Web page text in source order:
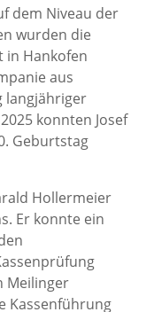
dem Niveau der
wurden die
in Hankofen
aus
langjähriger
konnten Josef
Geburtstag
Hollermeier
Er konnte ein
Meilinger
Kassenführung